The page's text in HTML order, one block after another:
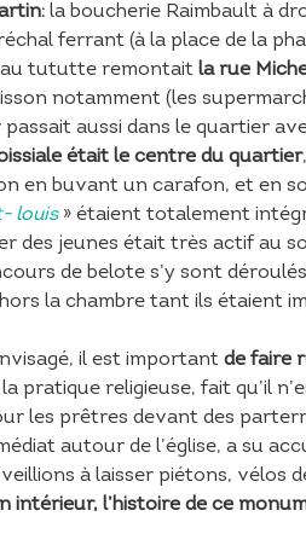
la boucherie Raimbault à
ferrant (à la place de la
tututte remontait la rue
notamment (les
passait aussi dans le quartier
était le centre du quartier
en buvant un carafon, et en
louis» étaient totalement
des jeunes était très actif au
de belote s’y sont
la chambre tant ils étaient
il est important de faire
pratique religieuse, fait qu’il
les prêtres devant des
autour de l’église, a su
à laisser piétons, vélos
intérieur, l’histoire de ce